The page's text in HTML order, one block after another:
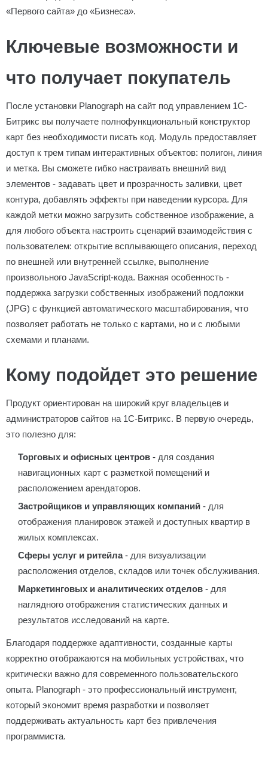
«Первого сайта» до «Бизнеса».
Ключевые возможности и
что получает покупатель
После установки Planograph на сайт под управлением 1С-
Битрикс вы получаете полнофункциональный конструктор
карт без необходимости писать код. Модуль предоставляет
доступ к трем типам интерактивных объектов: полигон, линия
и метка. Вы сможете гибко настраивать внешний вид
элементов - задавать цвет и прозрачность заливки, цвет
контура, добавлять эффекты при наведении курсора. Для
каждой метки можно загрузить собственное изображение, а
для любого объекта настроить сценарий взаимодействия с
пользователем: открытие всплывающего описания, переход
по внешней или внутренней ссылке, выполнение
произвольного JavaScript-кода. Важная особенность -
поддержка загрузки собственных изображений подложки
(JPG) с функцией автоматического масштабирования, что
позволяет работать не только с картами, но и с любыми
схемами и планами.
Кому подойдет это решение
Продукт ориентирован на широкий круг владельцев и
администраторов сайтов на 1С-Битрикс. В первую очередь,
это полезно для:
Торговых и офисных центров - для создания
навигационных карт с разметкой помещений и
расположением арендаторов.
Застройщиков и управляющих компаний - для
отображения планировок этажей и доступных квартир в
жилых комплексах.
Сферы услуг и ритейла- для визуализации
расположения отделов, складов или точек обслуживания.
Маркетинговых и аналитических отделов - для
наглядного отображения статистических данных и
результатов исследований на карте.
Благодаря поддержке адаптивности, созданные карты
корректно отображаются на мобильных устройствах, что
критически важно для современного пользовательского
опыта. Planograph - это профессиональный инструмент,
который экономит время разработки и позволяет
поддерживать актуальность карт без привлечения
программиста.